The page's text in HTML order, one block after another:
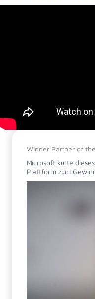
Winner Partner of
Microsoft kürte
Plattform zum